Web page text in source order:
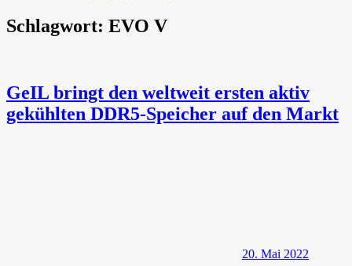
Schlagwort: EVO V
GeIL bringt den weltweit ersten aktiv
gekühlten DDR5-Speicher auf den Markt
20. Mai 2022